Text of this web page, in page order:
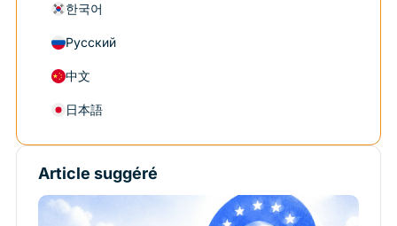
한국어
Русский
中文
日本語
Article suggéré